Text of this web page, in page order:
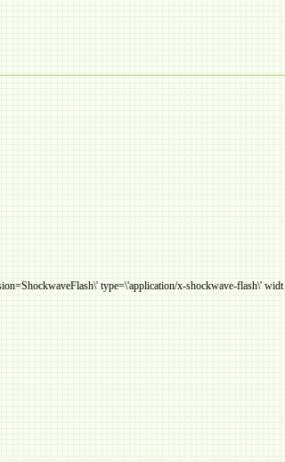
type=\'application/x-shockwave-flash\' widt